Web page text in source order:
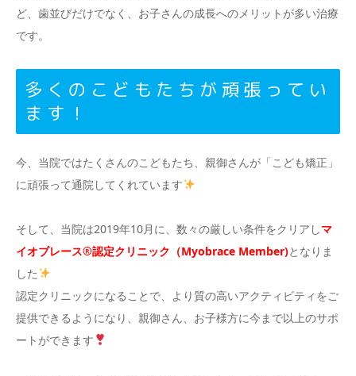
ど、歯並びだけでなく、お子さんの成長へのメリットが多い治療
です。
多くのこどもたちが頑張ってい
ます！
今、当院ではたくさんのこどもたち、親御さんが「こども矯正」
に頑張って通院してくれています
そして、当院は2019年10月に、数々の厳しい条件をクリアしマ
イオブレース®︎認定クリニック（Myobrace Member)となりま
した
認定クリニックになることで、より質の高いアクティビティをご
提供できるようになり、親御さん、お子様方に今まで以上のサポ
ートができます